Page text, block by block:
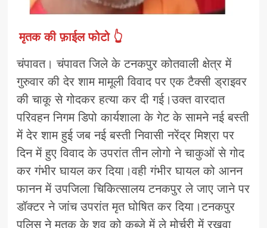
मृतक की फ़ाईल फोटो 👆
चंपावत। चंपावत जिले के टनकपुर कोतवाली क्षेत्र में
गुरुवार की देर शाम मामूली विवाद पर एक टैक्सी ड्राइवर
की चाकू से गोदकर हत्या कर दी गई।उक्त वारदात
परिवहन निगम डिपो कार्यशाला के गेट के सामने नई बस्ती
में देर शाम हुई जब नई बस्ती निवासी नरेंद्र मिश्रा पर
दिन में हुए विवाद के उपरांत तीन लोगो ने चाकुओं से गोद
कर गंभीर घायल कर दिया।वही गंभीर घायल को आनन
फानन में उपजिला चिकित्सालय टनकपुर ले जाए जाने पर
डॉक्टर ने जांच उपरांत मृत घोषित कर दिया।टनकपुर
पुलिस ने मृतक के शव को कब्जे में ले मोर्चरी में रखवा